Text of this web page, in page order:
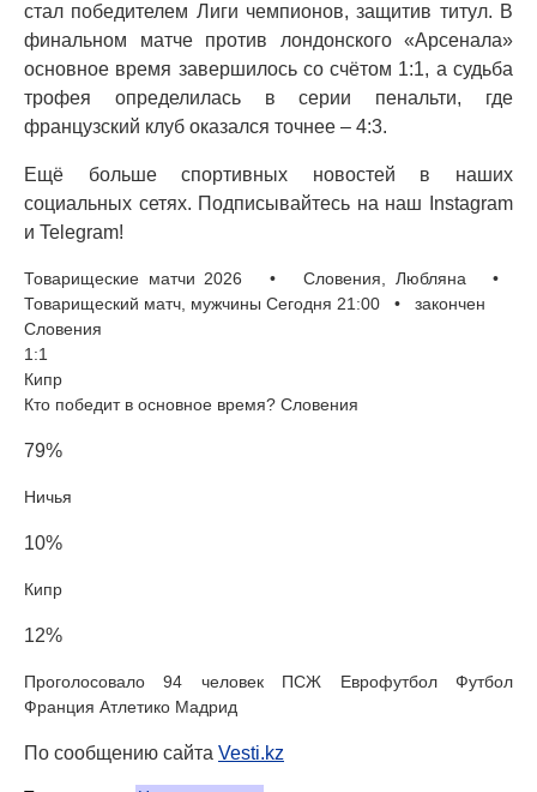
стал победителем Лиги чемпионов, защитив титул. В
финальном матче против лондонского «Арсенала»
основное время завершилось со счётом 1:1, а судьба
трофея определилась в серии пенальти, где
французский клуб оказался точнее – 4:3.
Ещё больше спортивных новостей в наших
социальных сетях. Подписывайтесь на наш Instagram
и Telegram!
Товарищеские матчи 2026 • Словения, Любляна •
Товарищеский матч, мужчины Сегодня 21:00 • закончен
Словения
1:1
Кипр
Кто победит в основное время? Словения
79%
Ничья
10%
Кипр
12%
Проголосовало 94 человек ПСЖ Еврофутбол Футбол
Франция Атлетико Мадрид
По сообщению сайта Vesti.kz